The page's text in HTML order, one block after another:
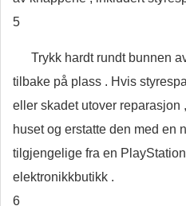
5
Trykk hardt rundt bunnen
tilbake på plass . Hvis
eller skadet utover reparasjon
huset og erstatte den med en
tilgjengelige fra en
elektronikkbutikk .
6